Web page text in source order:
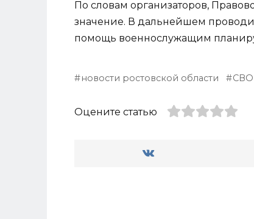
По словам организаторов,
значение. В дальнейшем
помощь военнослужащим
новости ростовской области СВО
Оцените статью